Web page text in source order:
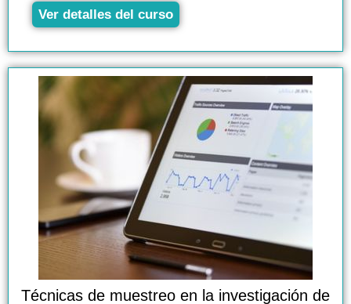
Ver detalles del curso
Técnicas de muestreo en la investigación de